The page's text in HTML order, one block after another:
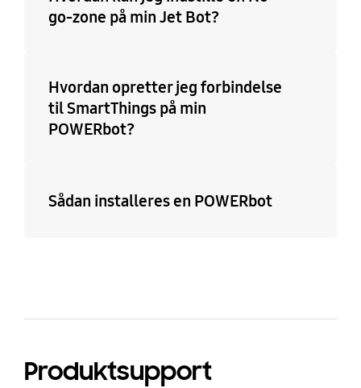
go-zone på min Jet Bot?
Hvordan opretter jeg forbindelse
til SmartThings på min
POWERbot?
Sådan installeres en POWERbot
Produktsupport